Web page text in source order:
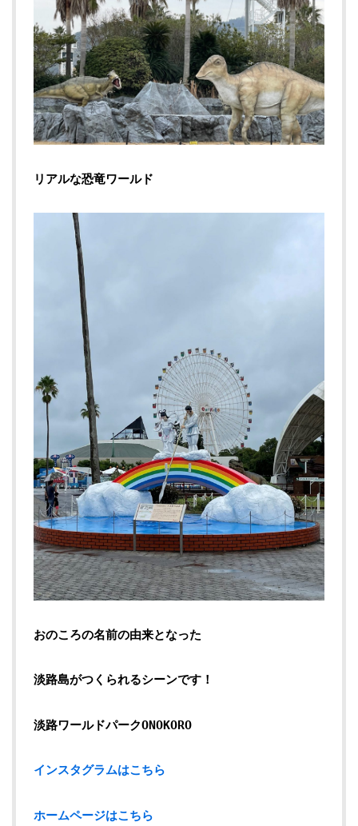
リアルな恐竜ワールド
おのころの名前の由来となった
淡路島がつくられるシーンです！
淡路ワールドパークONOKORO
インスタグラムはこちら
ホームページはこちら